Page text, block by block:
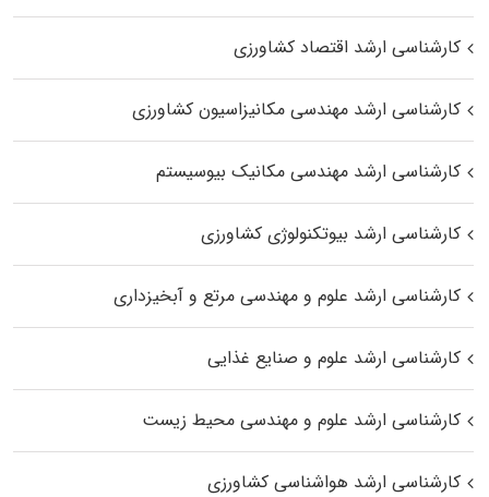
کارشناسی ارشد اقتصاد کشاورزی
کارشناسی ارشد مهندسی مکانیزاسیون کشاورزی
کارشناسی ارشد مهندسی مکانیک بیوسیستم
کارشناسی ارشد بیوتکنولوژی کشاورزی
کارشناسی ارشد علوم و مهندسی مرتع و آبخیزداری
کارشناسی ارشد علوم و صنایع غذایی
کارشناسی ارشد علوم و مهندسی محیط زیست
کارشناسی ارشد هواشناسی کشاورزی